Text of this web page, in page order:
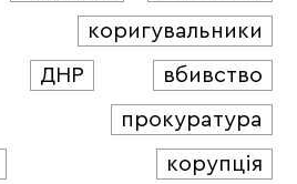
коригувальники
ДНР
вбивство
прокуратура
корупція